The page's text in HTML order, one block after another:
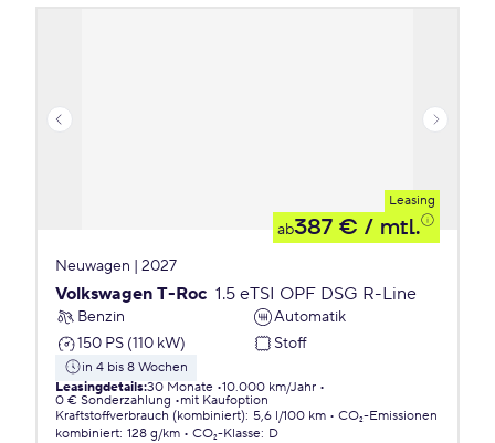
Leasing
ab387 € / mtl.
Neuwagen | 2027
Volkswagen T-Roc 1.5 eTSI OPF DSG R-Line
Benzin
Automatik
150 PS (110 kW)
Stoff
in 4 bis 8 Wochen
Leasingdetails:30 Monate 10.000 km/Jahr
0 € Sonderzahlung
mit Kaufoption
Kraftstoffverbrauch (kombiniert): 5,6 l/100 km
CO₂-Emissionen
kombiniert: 128 g/km CO₂-Klasse: D